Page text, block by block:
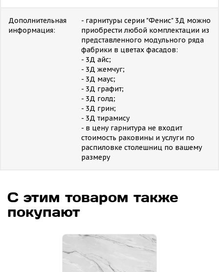
Дополнительная
информация:
- гарнитуры серии "Фенис" 3Д можно
приобрести любой комплектации из
представленного модульного ряда
фабрики в цветах фасадов:
- 3Д айс;
- 3Д жемчуг;
- 3Д маус;
- 3Д графит;
- 3Д голд;
- 3Д грин;
- 3Д тирамису
- в цену гарнитура не входит
стоимость раковины и услуги по
распиловке столешниц по вашему
размеру
С этим товаром также
покупают